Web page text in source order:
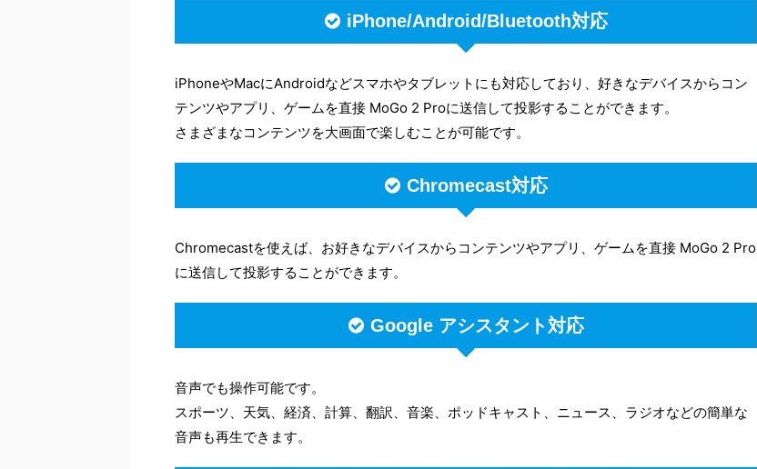
iPhone/Android/Bluetooth対応
iPhoneやMacにAndroidなどスマホやタブレットにも対応しており、好きなデバイスからコン
テンツやアプリ、ゲームを直接 MoGo 2 Proに送信して投影することができます。
さまざまなコンテンツを大画面で楽しむことが可能です。
Chromecast対応
Chromecastを使えば、お好きなデバイスからコンテンツやアプリ、ゲームを直接 MoGo 2 Pro
に送信して投影することができます。
Google アシスタント対応
音声でも操作可能です。
スポーツ、天気、経済、計算、翻訳、音楽、ポッドキャスト、ニュース、ラジオなどの簡単な
音声も再生できます。